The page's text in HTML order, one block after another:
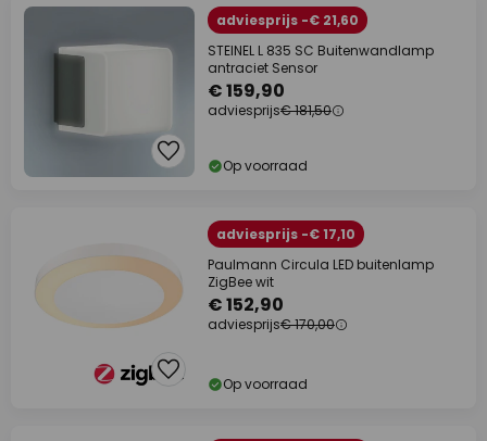
adviesprijs -€ 21,60
STEINEL L 835 SC Buitenwandlamp
antraciet Sensor
€ 159,90
adviesprijs€ 181,50
Op voorraad
adviesprijs -€ 17,10
Paulmann Circula LED buitenlamp
ZigBee wit
€ 152,90
adviesprijs€ 170,00
Op voorraad